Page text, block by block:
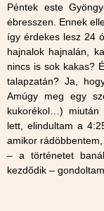
Péntek este
ébresszen. Ennek
így érdekes lesz 24
hajnalok hajnalán,
nincs is sok kakas?
talapzatán? Ja,
Amúgy meg egy
kukorékol…) miután
lett, elindultam a
amikor
– a történetet
kezdődik –